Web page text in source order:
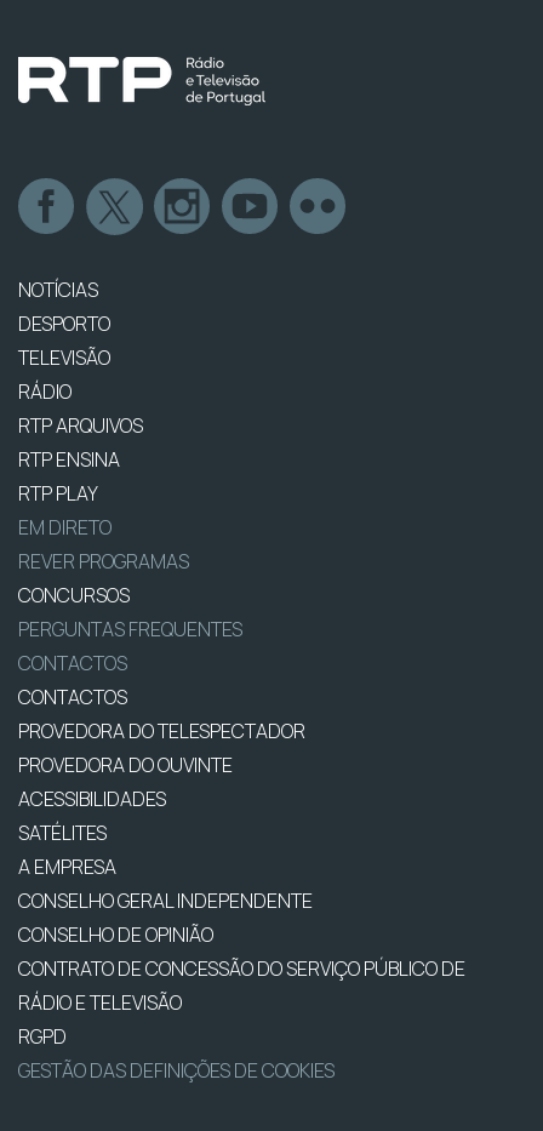
NOTÍCIAS
DESPORTO
TELEVISÃO
RÁDIO
RTP ARQUIVOS
RTP ENSINA
RTP PLAY
EM DIRETO
REVER PROGRAMAS
CONCURSOS
PERGUNTAS FREQUENTES
CONTACTOS
CONTACTOS
PROVEDORA DO TELESPECTADOR
PROVEDORA DO OUVINTE
ACESSIBILIDADES
SATÉLITES
A EMPRESA
CONSELHO GERAL INDEPENDENTE
CONSELHO DE OPINIÃO
CONTRATO DE CONCESSÃO DO SERVIÇO PÚBLICO DE
RÁDIO E TELEVISÃO
RGPD
GESTÃO DAS DEFINIÇÕES DE COOKIES